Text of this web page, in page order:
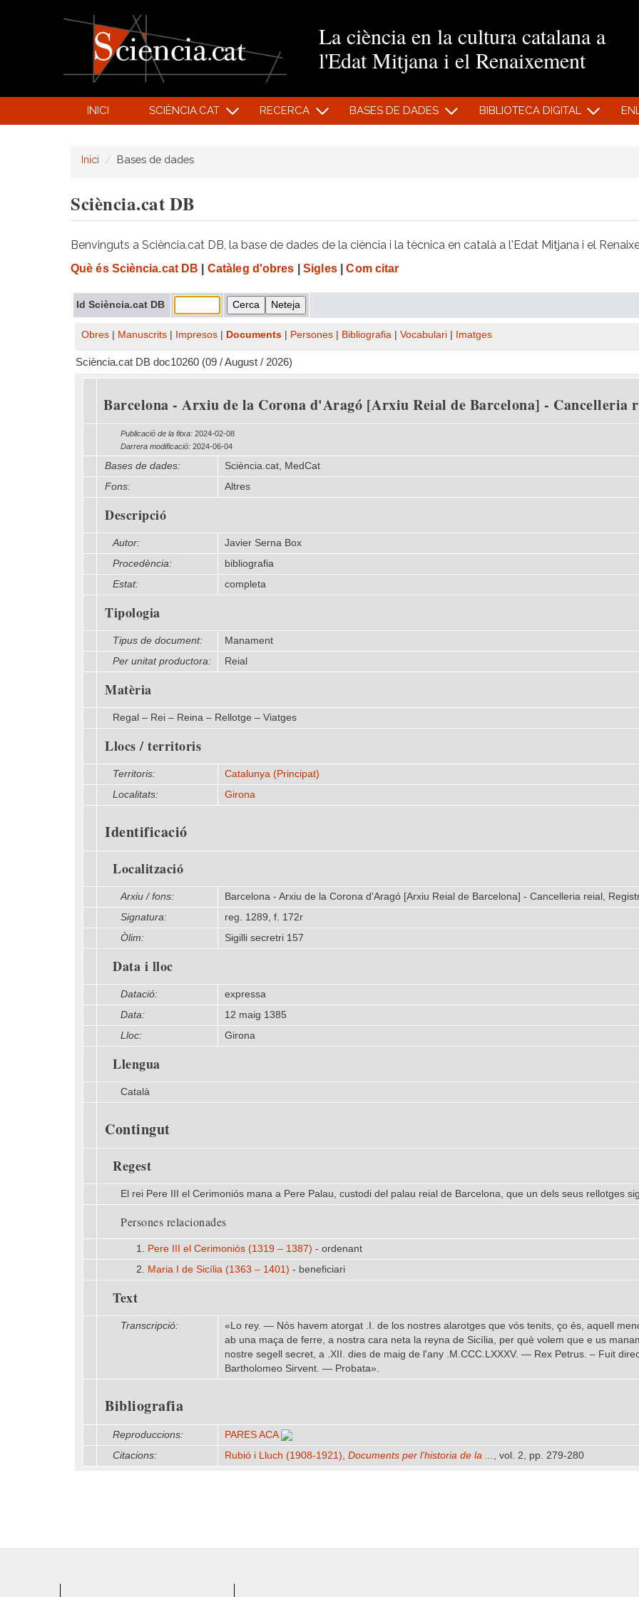
La ciència en la cultura catalana a
l'Edat Mitjana i el Renaixement
INICI SCIÈNCIA.CAT RECERCA BASES DE DADES BIBLIOTECA DIGITAL
Inici Bases de dades
Sciència.cat DB
Benvinguts a Sciència.cat DB, la base de dades de la ciència i la tècnica en català a l'Edat Mitjana i el
Què és Sciència.cat DB Catàleg d'obres Sigles| Com citar
Id Sciència.cat DB
Obres Manuscrits Impresos Documents Persones Bibliografia Vocabulari Imatges
Sciència.cat DB doc10260 (09 / August / 2026)
Barcelona - Arxiu de la Corona d'Aragó [Arxiu Reial de Barcelona] - Cancelleria
Publicació de la fitxa: 2024-02-08
Darrera modificació: 2024-06-04
Bases de dades:
Sciència.cat, MedCat
Fons:
Altres
Descripció
Autor:
Javier Serna Box
Procedència:
bibliografia
Estat:
completa
Tipologia
Tipus de document:
Manament
Per unitat productora:
Reial
Matèria
Regal – Rei – Reina – Rellotge – Viatges
Llocs / territoris
Territoris:
Catalunya (Principat)
Localitats:
Girona
Identificació
Localització
Arxiu / fons:
Barcelona - Arxiu de la Corona d'Aragó [Arxiu Reial de Barcelona] - Cancelleria reial,
Signatura:
reg. 1289, f. 172r
Òlim:
Sigilli secretri 157
Data i lloc
Datació:
expressa
Data:
12 maig 1385
Lloc:
Girona
Llengua
Català
Contingut
Regest
El rei Pere III el Cerimoniós mana a Pere Palau, custodi del palau reial de Barcelona, que un dels seus rellotges
Persones relacionades
1. Pere III el Cerimoniós (1319 – 1387) - ordenant
2. Maria I de Sicília (1363 – 1401) - beneficiari
Text
Transcripció:
«Lo rey. — Nós havem atorgat .I. de los nostres alarotges que vós tenits, ço és, aquell
ab una maça de ferre, a nostra cara neta la reyna de Sicília, per què volem que e us
nostre segell secret, a .XII. dies de maig de l'any .M.CCC.LXXXV. — Rex Petrus. – Fuit
Bartholomeo Sirvent. — Probata».
Bibliografia
Reproduccions:
PARES ACA
Citacions:
Rubió i Lluch (1908-1921), Documents per l'historia de la ... , vol. 2, pp. 279-280